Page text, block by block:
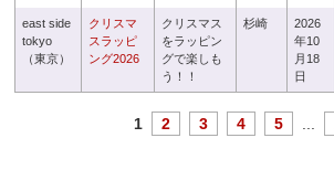
east side
tokyo
（東京）
クリスマ
スラッピ
ング2026
クリスマス
をラッピン
グで楽しも
う！！
杉崎
2026
年10
月18
日
1 2 3 4 5